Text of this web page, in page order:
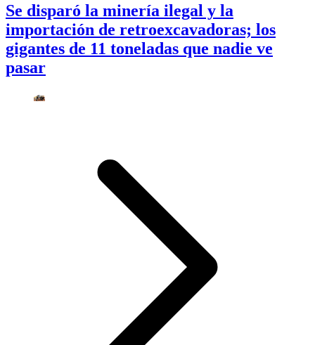
Se disparó la minería ilegal y la
importación de retroexcavadoras; los
gigantes de 11 toneladas que nadie ve
pasar